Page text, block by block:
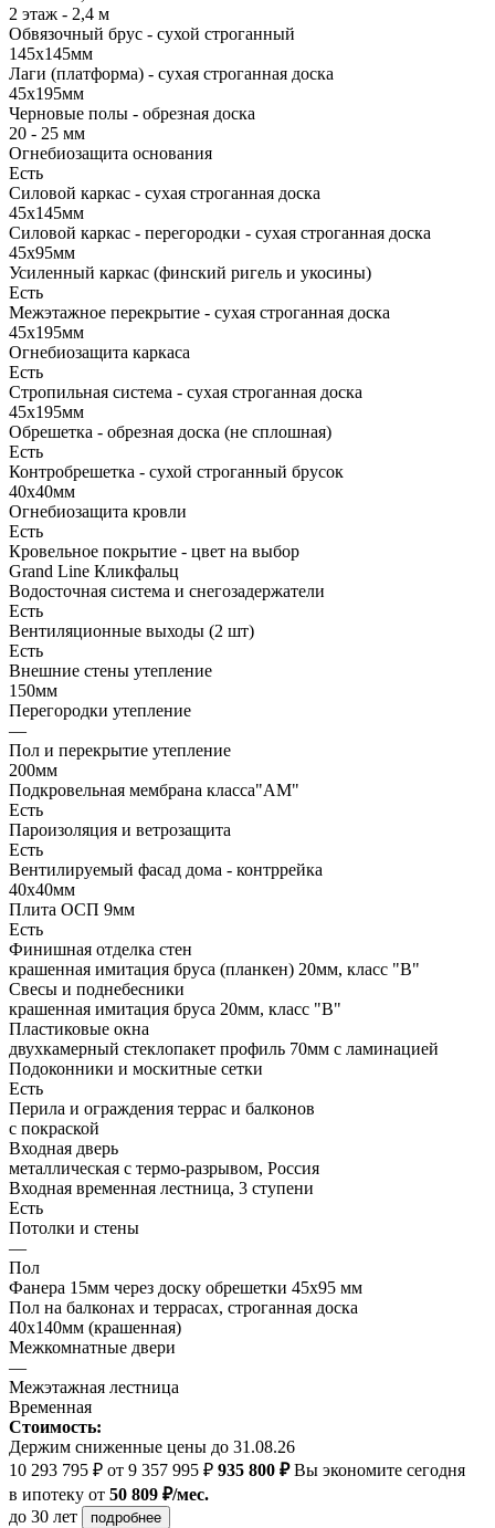
2 этаж - 2,4 м
Обвязочный брус - сухой строганный
145х145мм
Лаги (платформа) - сухая строганная доска
45х195мм
Черновые полы - обрезная доска
20 - 25 мм
Огнебиозащита основания
Есть
Силовой каркас - сухая строганная доска
45х145мм
Силовой каркас - перегородки - сухая строганная доска
45х95мм
Усиленный каркас (финский ригель и укосины)
Есть
Межэтажное перекрытие - сухая строганная доска
45х195мм
Огнебиозащита каркаса
Есть
Стропильная система - сухая строганная доска
45х195мм
Обрешетка - обрезная доска (не сплошная)
Есть
Контробрешетка - сухой строганный брусок
40х40мм
Огнебиозащита кровли
Есть
Кровельное покрытие - цвет на выбор
Grand Line Кликфальц
Водосточная система и снегозадержатели
Есть
Вентиляционные выходы (2 шт)
Есть
Внешние стены утепление
150мм
Перегородки утепление
—
Пол и перекрытие утепление
200мм
Подкровельная мембрана класса"АМ"
Есть
Пароизоляция и ветрозащита
Есть
Вентилируемый фасад дома - контррейка
40х40мм
Плита ОСП 9мм
Есть
Финишная отделка стен
крашенная имитация бруса (планкен) 20мм, класс "В"
Свесы и поднебесники
крашенная имитация бруса 20мм, класс "В"
Пластиковые окна
двухкамерный стеклопакет профиль 70мм с ламинацией
Подоконники и москитные сетки
Есть
Перила и ограждения террас и балконов
с покраской
Входная дверь
металлическая с термо-разрывом, Россия
Входная временная лестница, 3 ступени
Есть
Потолки и стены
—
Пол
Фанера 15мм через доску обрешетки 45х95 мм
Пол на балконах и террасах, строганная доска
40х140мм (крашенная)
Межкомнатные двери
—
Межэтажная лестница
Временная
Стоимость:
Держим сниженные цены до 31.08.26
10 293 795 ₽ от 9 357 995 ₽ 935 800 ₽Вы экономите сегодня
в ипотеку от 50 809 ₽/мес.
до 30 лет
подробнее